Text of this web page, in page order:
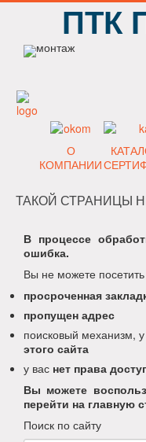
ПТК
О
КОМПАНИИ
ТАКОЙ СТРАНИЦЫ
В процессе
ошибка.
Вы не можете
просроченная
пропущен адрес
поисковый механизм, у
этого сайта
у вас нет права
Вы можете
перейти на главную
Поиск по сайту